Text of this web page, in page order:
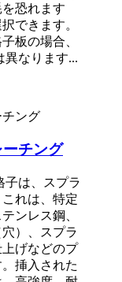
恐れます
できます。
板の場合、
異なります...
チング
子は、スプラ
れは、特定
ンレス鋼、
）、スプラ
げなどのプ
挿入された